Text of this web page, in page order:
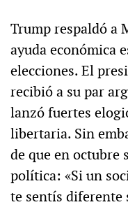
Trump respaldó a
ayuda económica
elecciones. El
recibió a su par
lanzó fuertes
libertaria. Sin
de que en octubre
política: «Si un
te sentís diferente